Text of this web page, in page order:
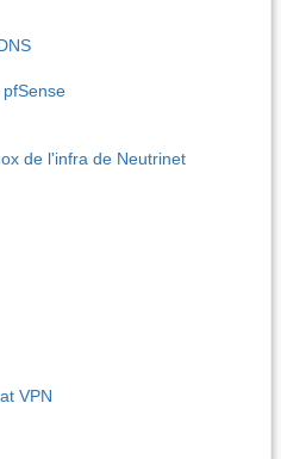
de l'infra de Neutrinet
VPN